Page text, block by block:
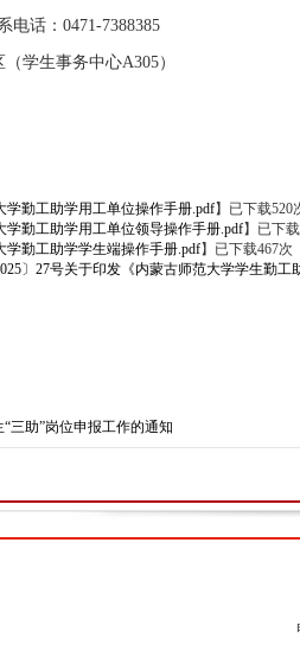
话：0471-7388385
学生事务中心A305）
学勤工助学用工单位操作手册.pdf】已下载520
学勤工助学用工单位领导操作手册.pdf】已下载
学勤工助学学生端操作手册.pdf】已下载467次
〕27号关于印发《内蒙古师范大学学生勤工
三助”岗位申报工作的通知